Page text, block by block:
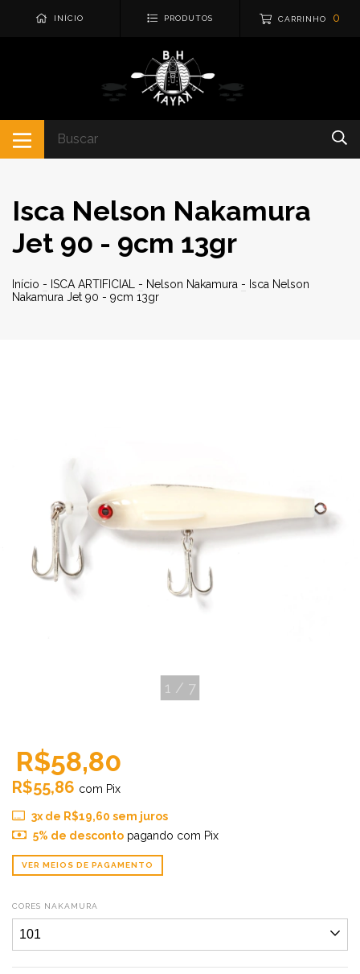
INÍCIO PRODUTOS CARRINHO 0
Isca Nelson Nakamura
Jet 90 - 9cm 13gr
Início - ISCA ARTIFICIAL - Nelson Nakamura - Isca Nelson
Nakamura Jet 90 - 9cm 13gr
1 / 7
R$58,80
R$55,86 com Pix
3x de R$19,60 sem juros
5% de descontopagando com Pix
VER MEIOS DE PAGAMENTO
CORES NAKAMURA